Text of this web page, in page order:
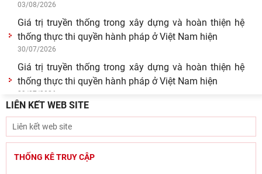
03/08/2026
Giá trị truyền thống trong xây dựng và hoàn thiện hệ
thống thực thi quyền hành pháp ở Việt Nam hiện
30/07/2026
Giá trị truyền thống trong xây dựng và hoàn thiện hệ
thống thực thi quyền hành pháp ở Việt Nam hiện
29/07/2026
Tín ngưỡng thờ cúng tổ tiên và văn hóa gia tộc: khảo
cứu từ tộc ước và hậu tộc
29/07/2026
Hội thảo “Không gian phát triển Việt Nam trong kỷ
LIÊN KẾT WEB SITE
THỐNG KÊ TRUY CẬP